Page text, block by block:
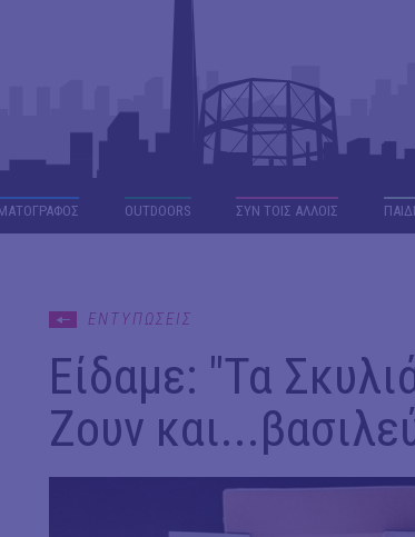
OUTDΟORS ΣΥΝ ΤΟΙΣ ΑΛΛΟΙΣ ΠΑΙΔΙ
ΕΝΤΥΠΩΣΕΙΣ
Είδαμε: "Τα
Ζουν